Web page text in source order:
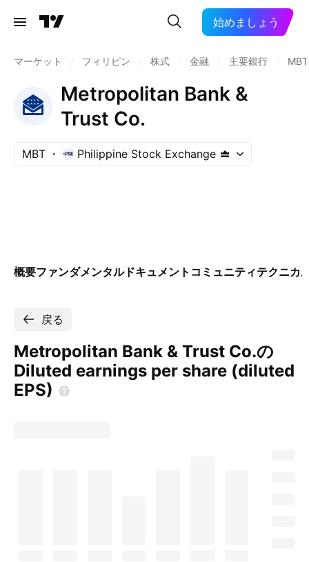
始めましょう
マーケット フィリピン 株式 金融 主要銀行 MBT
Metropolitan Bank &
Trust Co.
MBT Philippine Stock Exchange
概要ファンダメンタルドキュメント コミュニティテクニカ
戻る
Metropolitan Bank & Trust Co.の
Diluted earnings per share (diluted
EPS)